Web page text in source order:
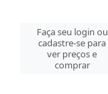
Faça seu login ou
cadastre-se para
ver preços e
comprar